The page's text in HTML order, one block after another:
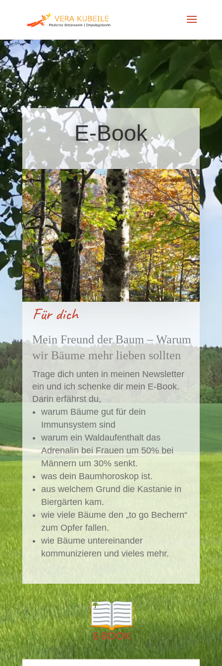
E-Book
Für dich
Mein Freund der Baum – Warum
wir Bäume mehr lieben sollten
Trage dich unten in meinen Newsletter
ein und ich schenke dir mein E-Book.
Darin erfährst du,
warum Bäume gut für dein
Immunsystem sind
warum ein Waldaufenthalt das
Adrenalin bei Frauen um 50% bei
Männern um 30% senkt.
was dein Baumhoroskop ist.
aus welchem Grund die Kastanie in
Biergärten kam.
wie viele Bäume den „to go Bechern“
zum Opfer fallen.
wie Bäume untereinander
kommunizieren und vieles mehr.